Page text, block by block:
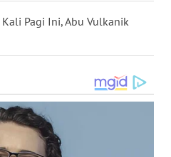
Pagi Ini, Abu Vulkanik